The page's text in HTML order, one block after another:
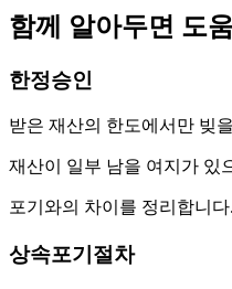
함께 알아두면 도
한정승인
받은 재산의 한도에서만 빚
재산이 일부 남을 여지가 있
포기와의 차이를 정리합니다.
상속포기절차